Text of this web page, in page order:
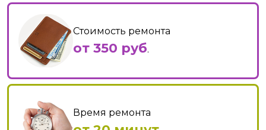
Стоимость ремонта
от 350 руб.
Время ремонта